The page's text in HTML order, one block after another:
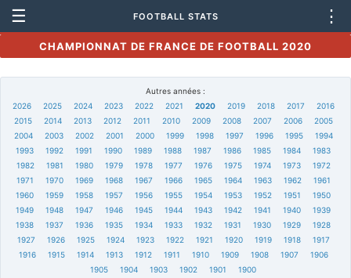
☰ FOOTBALL STATS ⋮
CHAMPIONNAT DE FRANCE DE FOOTBALL 2020
Autres années :
2026
2025 2024 2023 2022 2021 2020 2019 2018 2017
2016
2015
2014 2013 2012 2011 2010 2009 2008 2007 2006
2005
2004
2003 2002 2001 2000 1999 1998 1997 1996 1995
1994
1993
1992 1991 1990 1989 1988 1987 1986 1985 1984
1983
1982
1981 1980 1979 1978 1977 1976 1975 1974 1973
1972
1971
1970 1969 1968 1967 1966 1965 1964 1963 1962
1961
1960
1959 1958 1957 1956 1955 1954 1953 1952 1951
1950
1949
1948 1947 1946 1945 1944 1943 1942 1941 1940
1939
1938
1937 1936 1935 1934 1933 1932 1931 1930 1929
1928
1927
1926 1925 1924 1923 1922 1921 1920 1919 1918
1917
1916
1915 1914 1913 1912 1911 1910 1909 1908 1907
1906
1905
1904 1903 1902 1901 1900